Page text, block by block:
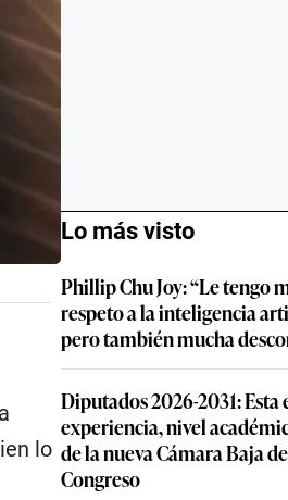
lo
Lo más visto
Phillip Chu Joy: “Le tengo
respeto a la inteligencia
pero también mucha
Diputados 2026-2031: Esta
experiencia, nivel
de la nueva Cámara Baja
Congreso